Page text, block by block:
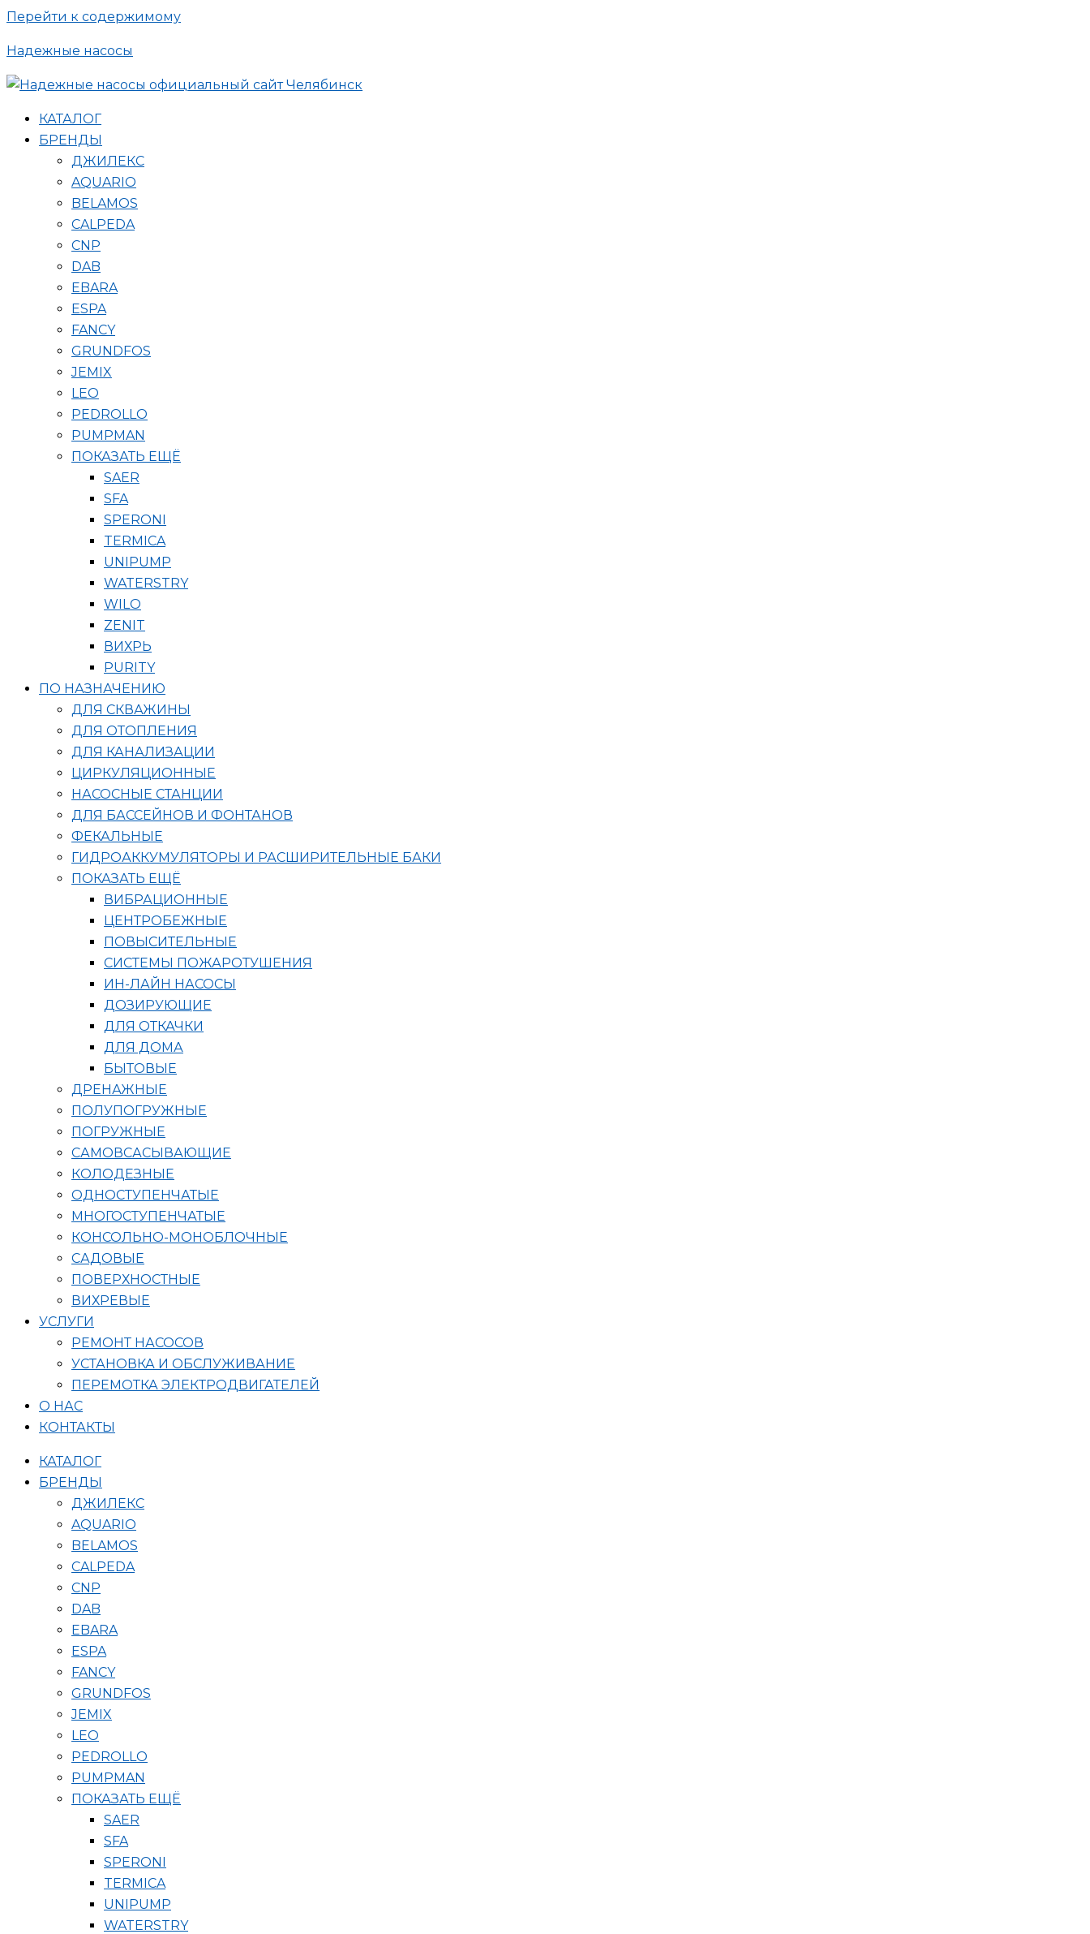
Перейти к содержимому
Надежные насосы
КАТАЛОГ
БРЕНДЫ
ДЖИЛЕКС
AQUARIO
BELAMOS
CALPEDA
CNP
DAB
EBARA
ESPA
FANCY
GRUNDFOS
JEMIX
LEO
PEDROLLO
PUMPMAN
ПОКАЗАТЬ ЕЩЁ
SAER
SFA
SPERONI
TERMICA
UNIPUMP
WATERSTRY
WILO
ZENIT
ВИХРЬ
PURITY
ПО НАЗНАЧЕНИЮ
ДЛЯ СКВАЖИНЫ
ДЛЯ ОТОПЛЕНИЯ
ДЛЯ КАНАЛИЗАЦИИ
ЦИРКУЛЯЦИОННЫЕ
НАСОСНЫЕ СТАНЦИИ
ДЛЯ БАССЕЙНОВ И ФОНТАНОВ
ФЕКАЛЬНЫЕ
ГИДРОАККУМУЛЯТОРЫ И РАСШИРИТЕЛЬНЫЕ БАКИ
ПОКАЗАТЬ ЕЩЁ
ВИБРАЦИОННЫЕ
ЦЕНТРОБЕЖНЫЕ
ПОВЫСИТЕЛЬНЫЕ
СИСТЕМЫ ПОЖАРОТУШЕНИЯ
ИН-ЛАЙН НАСОСЫ
ДОЗИРУЮЩИЕ
ДЛЯ ОТКАЧКИ
ДЛЯ ДОМА
БЫТОВЫЕ
ДРЕНАЖНЫЕ
ПОЛУПОГРУЖНЫЕ
ПОГРУЖНЫЕ
САМОВСАСЫВАЮЩИЕ
КОЛОДЕЗНЫЕ
ОДНОСТУПЕНЧАТЫЕ
МНОГОСТУПЕНЧАТЫЕ
КОНСОЛЬНО-МОНОБЛОЧНЫЕ
САДОВЫЕ
ПОВЕРХНОСТНЫЕ
ВИХРЕВЫЕ
УСЛУГИ
РЕМОНТ НАСОСОВ
УСТАНОВКА И ОБСЛУЖИВАНИЕ
ПЕРЕМОТКА ЭЛЕКТРОДВИГАТЕЛЕЙ
О НАС
КОНТАКТЫ
КАТАЛОГ
БРЕНДЫ
ДЖИЛЕКС
AQUARIO
BELAMOS
CALPEDA
CNP
DAB
EBARA
ESPA
FANCY
GRUNDFOS
JEMIX
LEO
PEDROLLO
PUMPMAN
ПОКАЗАТЬ ЕЩЁ
SAER
SFA
SPERONI
TERMICA
UNIPUMP
WATERSTRY